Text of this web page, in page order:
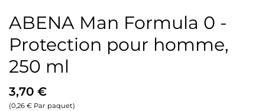
ABENA Man Formula 0 -
Protection pour homme,
250 ml
3,70 €
(0,26 € Par paquet)